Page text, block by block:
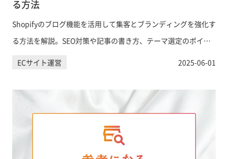
る方法
Shopifyのブログ機能を活用して集客とブランディングを強化す
る方法を解説。SEO対策や記事の書き方、テーマ選定のポイン
ト、成功事例まで実践的に紹介します。
ECサイト運営 2025-06-01